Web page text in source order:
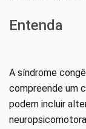
Entenda
A síndrome
compreende um
podem incluir